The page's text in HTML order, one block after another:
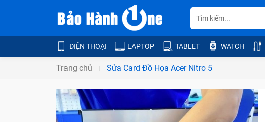
ĐIỆN THOẠI LAPTOP TABLET WATCH
Trang chủ Sửa Card Đồ Họa Acer Nitro 5